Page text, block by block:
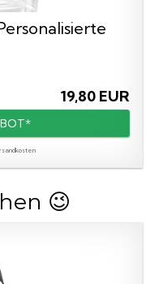
19,80 EUR
😉